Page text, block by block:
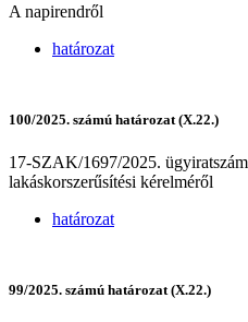
A napirendről
határozat
100/2025. számú határozat (X.22.)
17-SZAK/1697/2025.
lakáskorszerűsítési kérelméről
határozat
99/2025. számú határozat (X.22.)